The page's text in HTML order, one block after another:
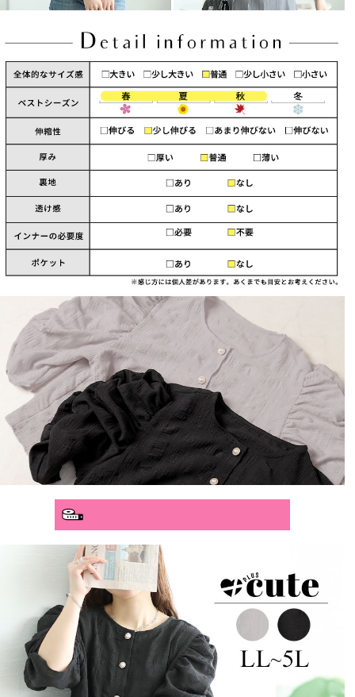
分かりやすいサイズガイド>>